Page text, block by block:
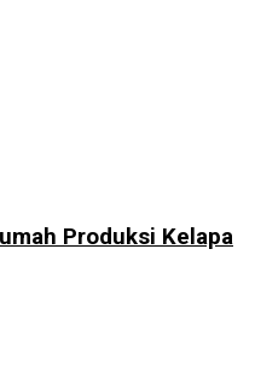
Produksi Kelapa